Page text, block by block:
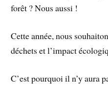
forêt ? Nous aussi !
Cette année, nous
déchets et l’impact
C’est pourquoi il n’y aura